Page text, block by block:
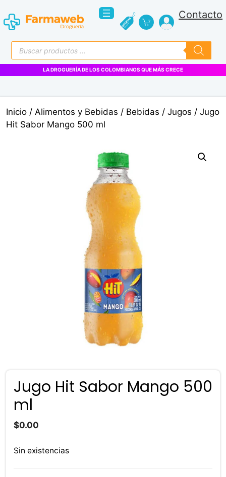
al
contenido
Contacto
Búsqueda
de
productos
LA DROGUERÍA DE LOS COLOMBIANOS QUE MÁS CRECE
Inicio / Alimentos y Bebidas / Bebidas / Jugos / Jugo
Hit Sabor Mango 500 ml
Jugo Hit Sabor Mango 500
ml
$0.00
Sin existencias